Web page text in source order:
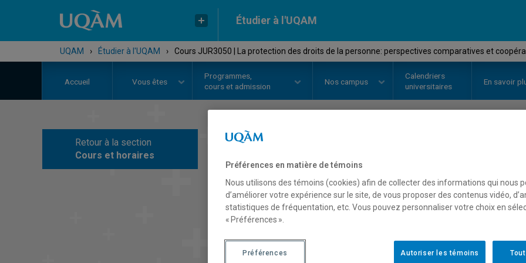
Étudier à l'UQAM
UQAM › Étudier à l'UQAM › Cours JUR3050 | La protection des droits de la personne: perspectives comparatives et
Accueil Vous êtes
Programmes,
cours et admission
Nos campus
Calendriers
universitaires
En savoir
Retour à la section
Cours et horaires
La
personne: perspectives
coopération
Description Horaire - Été 2026
Préférences en matière de témoins
Nous utilisons des témoins (cookies) afin de collecter des informations qui nous
d’améliorer votre expérience sur le site, de vous proposer des contenus vidéo,
statistiques de fréquentation, etc. Vous pouvez personnaliser votre choix en
« Préférences ».
Autoriser les témoins
Préférences